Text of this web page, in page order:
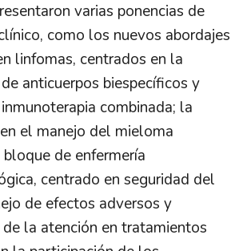
varias ponencias de
como los nuevos abordajes
linfomas, centrados en la
anticuerpos biespecíficos y
combinada; la
el manejo del mieloma
de enfermería
centrado en seguridad del
de efectos adversos y
de la atención en tratamientos